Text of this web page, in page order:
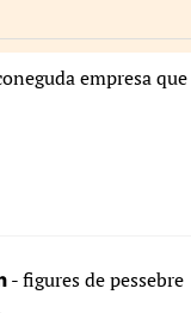
empresa que
- figures de pessebre